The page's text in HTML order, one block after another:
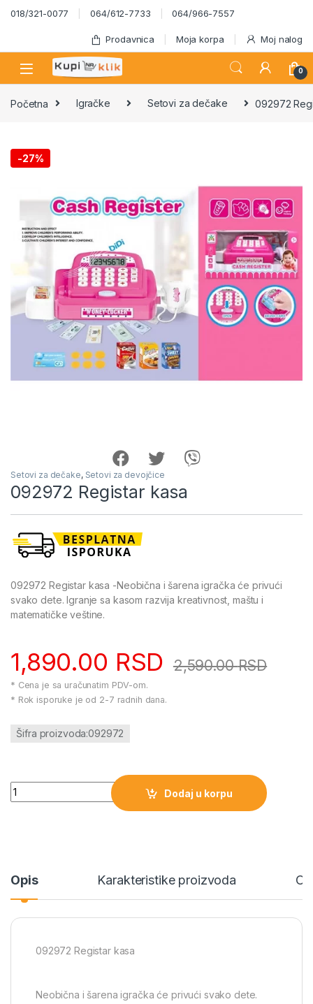
Skip to navigation
Skip to content
018/321-0077 064/612-7733 064/966-7557
Prodavnica Moja korpa Moj nalog
0
Početna Igračke Setovi za dečake 092972
-27%
Setovi za dečake, Setovi za devojčice
092972 Registar kasa
092972 Registar kasa -Neobična i šarena igračka će privući
svako dete. Igranje sa kasom razvija kreativnost, maštu i
matematičke veštine.
1,890.00 RSD 2,590.00RSD
* Cena je sa uračunatim PDV-om.
* Rok isporuke je od 2-7 radnih dana.
Šifra proizvoda:092972
092972 Registar kasa količina
Dodaj u korpu
Opis Karakteristike proizvoda
092972 Registar kasa
Neobična i šarena igračka će privući svako dete.